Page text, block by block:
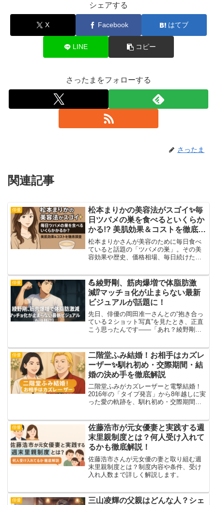
シェアする
X Facebook はてブ
LINE コピー
さったまをフォローする
さったま
関連記事
俳優
松本まりかの美容法がスゴイ✨毎
日ツバメの巣を食べるといくらか
かる!? 美肌効果＆コストを徹底調
査💎
松本まりかさんが美容のために毎日食べ
ていると話題の「ツバメの巣」。その美
容効果や歴史、価格相場、毎日続けた場
俳優
💪綾野剛、筋肉爆増で体脂肪激
減⁉️マッチョ化が止まらない最新
ビジュアルが話題に！
先日、俳優の岡田准一さんとの“抱き合っ
ている２ショット写真”を見たとき、正直
こう思ったんです——「あれ？綾野剛、
すが、よく見たら腕も肩もパンパン💥気
になって調べてみた...
俳優
二階堂ふみ結婚！お相手はカズレ
ーザー✨馴れ初め・交際期間・結
婚の決め手を徹底解説
二階堂ふみがカズレーザーと電撃結婚！
2016年の「タイプ発言」から8年越しに実
った愛の軌跡を、馴れ初め・交際期間・
俳優
佐藤浩市が元女優妻と実践する週
末里親制度とは？何人受け入れて
るかも徹底解説！
佐藤浩市さんが元女優の妻と取り組む週
末里親制度とは？制度内容や条件、受け
入れ人数まで詳しく解説します。
俳優
三山凌輝の父親はどんな人？シェ